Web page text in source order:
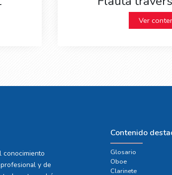
Ver
conocimiento
y de
Contenido
Glosario
Oboe
Clarinete